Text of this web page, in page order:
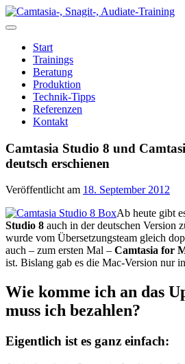
Zum
Inhalt
Start
Trainings
Beratung
Produktion
Technik-Tipps
Referenzen
Kontakt
Camtasia Studio 8 und
deutsch erschienen
Veröffentlicht am 18. September 2012
Ab heute gibt
Studio 8 auch in der deutschen Version
wurde vom Übersetzungsteam gleich
auch – zum ersten Mal – Camtasia for
ist. Bislang gab es die Mac-Version nur
Wie komme ich an das
muss ich bezahlen?
Eigentlich ist es ganz einfach: